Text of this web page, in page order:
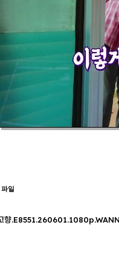
일
향